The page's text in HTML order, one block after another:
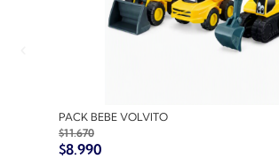
PACK BEBE VOLVITO
$11.670
$8.990